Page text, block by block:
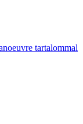
tartalommal